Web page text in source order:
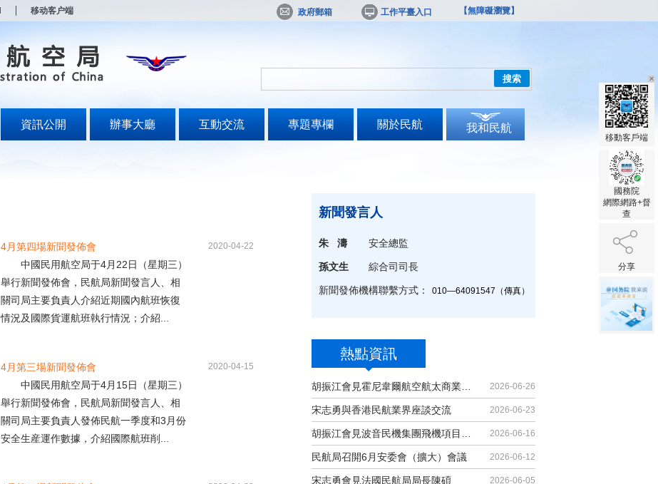
移动客户端 政府郵箱 工作平臺入口 【無障礙瀏覽】
搜索
資訊公開 辦事大廳 互動交流 專題專欄 關於民航 我和民航
新聞發言人
朱 濤 安全總監
孫文生 綜合司司長
新聞發佈機構聯繫方式： 010—64091547（傳真）
熱點資訊
2026-06-26
宋志勇與香港民航業界座談交流 2026-06-23
2026-06-16
民航局召開6月安委會（擴大）會議 2026-06-12
宋志勇會見法國民航局局長陳碩 2026-06-05
4月第四場新聞發佈會
中國民用航空局于4月22日（星期三）
舉行新聞發佈會，民航局新聞發言人、相
關司局主要負責人介紹近期國內航班恢復
情況及國際貨運航班執行情況；介紹...
2020-04-22
4月第三場新聞發佈會
中國民用航空局于4月15日（星期三）
舉行新聞發佈會，民航局新聞發言人、相
關司局主要負責人發佈民航一季度和3月份
安全生産運作數據，介紹國際航班削...
2020-04-15
移動客戶端
國務院
網際網路+督
查
分享